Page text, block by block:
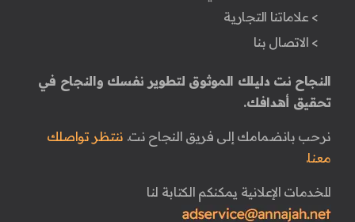
> علاماتنا التجارية
> الاتصال بنا
النجاح نت دليلك الموثوق لتطوير نفسك والنجاح في
تحقيق أهدافك.
نرحب بانضمامك إلى فريق النجاح نت. ننتظر تواصلك
معنا.
للخدمات الإعلانية يمكنكم الكتابة لنا